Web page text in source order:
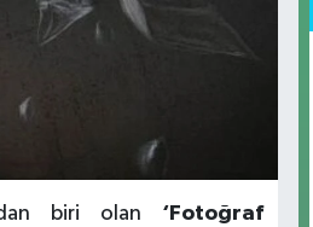
biri olan ‘Fotoğraf